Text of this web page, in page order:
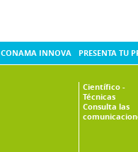
CONAMA INNOVA PRESENTA TU
Científico -
Técnicas
Consulta las